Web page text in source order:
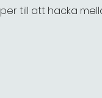
till att hacka